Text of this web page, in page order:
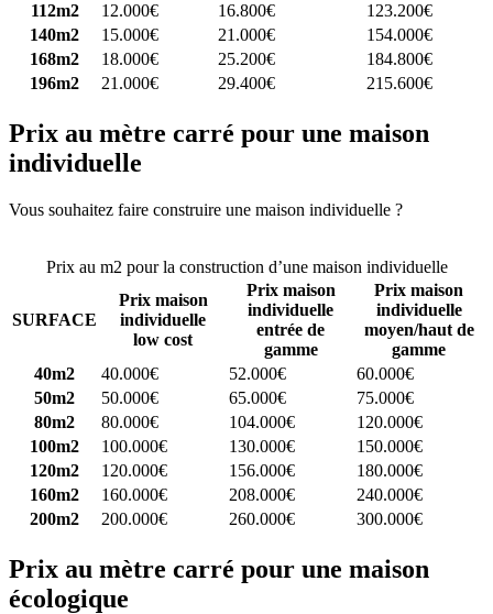
112m2
12.000€ 16.800€
123.200€
140m2
15.000€ 21.000€
154.000€
168m2
18.000€ 25.200€
184.800€
196m2
21.000€ 29.400€ 215.600€
Prix au mètre carré pour une maison
individuelle
Vous souhaitez faire construire une maison individuelle ?
Prix au m2 pour la construction d’une maison individuelle
SURFACE
Prix maison
individuelle
low cost
Prix maison
individuelle
entrée de
gamme
Prix maison
individuelle
moyen/haut de
gamme
40m2
40.000€ 52.000€
60.000€
50m2
50.000€ 65.000€
75.000€
80m2
80.000€ 104.000€
120.000€
100m2
100.000€ 130.000€
150.000€
120m2
120.000€ 156.000€
180.000€
160m2
160.000€ 208.000€
240.000€
200m2
200.000€ 260.000€ 300.000€
Prix au mètre carré pour une maison
écologique